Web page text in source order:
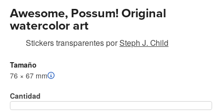
Awesome, Possum! Original
watercolor art
Stickers transparentesporSteph J. Child
Tamaño
76 × 67 mm
Cantidad